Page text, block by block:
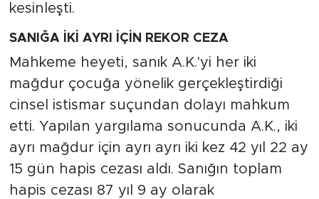
kesinleşti.
SANIĞA İKİ AYRI İÇİN REKOR CEZA
Mahkeme heyeti, sanık A.K.'yi her iki
mağdur çocuğa yönelik gerçekleştirdiği
cinsel istismar suçundan dolayı mahkum
etti. Yapılan yargılama sonucunda A.K., iki
ayrı mağdur için ayrı ayrı iki kez 42 yıl 22 ay
15 gün hapis cezası aldı. Sanığın toplam
hapis cezası 87 yıl 9 ay olarak